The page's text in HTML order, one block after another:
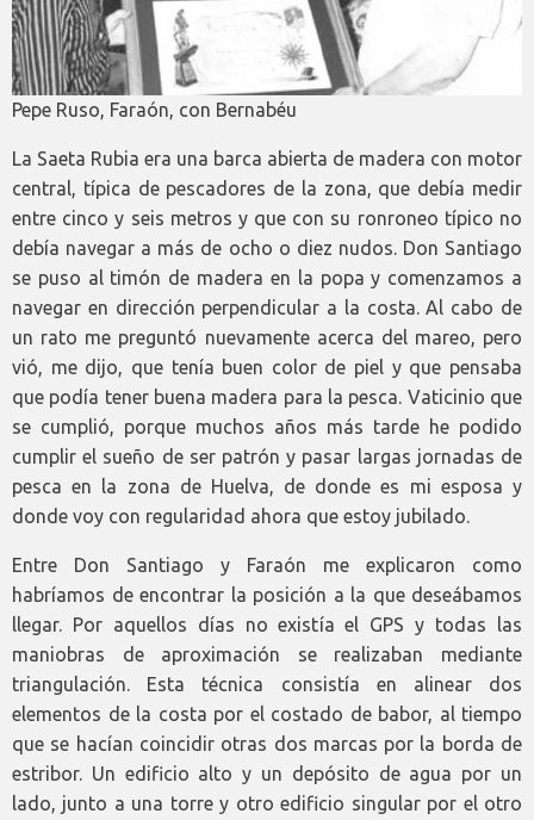
Pepe Ruso, Faraón, con Bernabéu
La Saeta Rubia era una barca abierta de madera con motor
central, típica de pescadores de la zona, que debía medir
entre cinco y seis metros y que con su ronroneo típico no
debía navegar a más de ocho o diez nudos. Don Santiago
se puso al timón de madera en la popa y comenzamos a
navegar en dirección perpendicular a la costa. Al cabo de
un rato me preguntó nuevamente acerca del mareo, pero
vió, me dijo, que tenía buen color de piel y que pensaba
que podía tener buena madera para la pesca. Vaticinio que
se cumplió, porque muchos años más tarde he podido
cumplir el sueño de ser patrón y pasar largas jornadas de
pesca en la zona de Huelva, de donde es mi esposa y
donde voy con regularidad ahora que estoy jubilado.
Entre Don Santiago y Faraón me explicaron como
habríamos de encontrar la posición a la que deseábamos
llegar. Por aquellos días no existía el GPS y todas las
maniobras de aproximación se realizaban mediante
triangulación. Esta técnica consistía en alinear dos
elementos de la costa por el costado de babor, al tiempo
que se hacían coincidir otras dos marcas por la borda de
estribor. Un edificio alto y un depósito de agua por un
lado, junto a una torre y otro edificio singular por el otro